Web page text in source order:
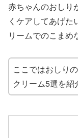
赤ちゃんのおしり
くケアしてあげた
リームでのこまめ
ここではおしり
クリーム5選を紹